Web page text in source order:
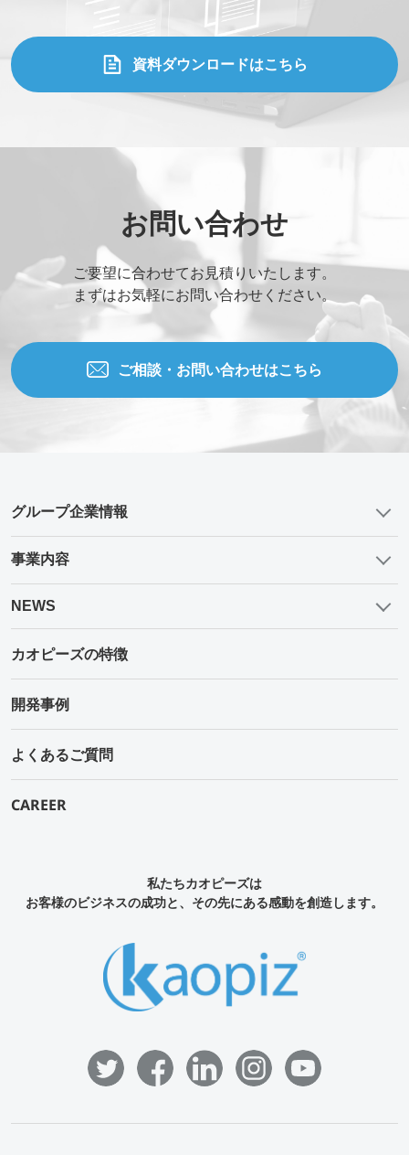
資料ダウンロードはこちら
お問い合わせ
ご要望に合わせてお見積りいたします。
まずはお気軽にお問い合わせください。
ご相談・お問い合わせはこちら
グループ企業情報
事業内容
NEWS
カオピーズの特徴
開発事例
よくあるご質問
CAREER
私たちカオピーズは
お客様のビジネスの成功と、その先にある感動を創造します。